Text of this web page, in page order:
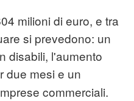
milioni di euro, e tra
si prevedono: un
disabili, l'aumento
due mesi e un
commerciali.